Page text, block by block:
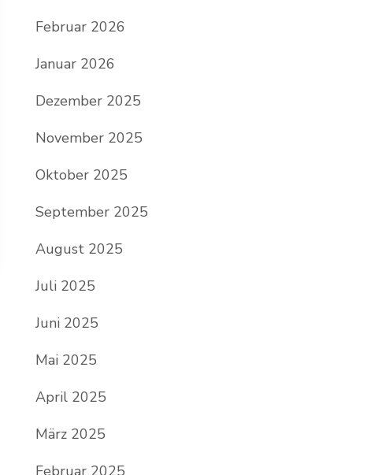
Februar 2026
Januar 2026
Dezember 2025
November 2025
Oktober 2025
September 2025
August 2025
Juli 2025
Juni 2025
Mai 2025
April 2025
März 2025
Februar 2025